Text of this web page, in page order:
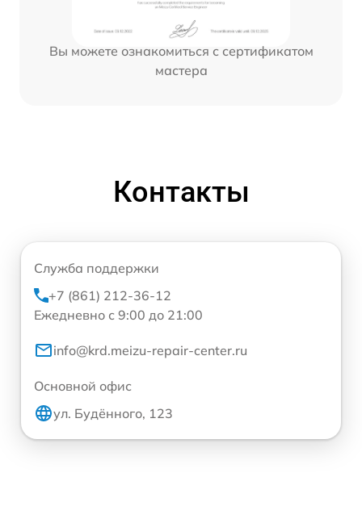
Вы можете ознакомиться с сертификатом
мастера
Контакты
Служба поддержки
+7 (861) 212-36-12
Ежедневно с 9:00 до 21:00
info@krd.meizu-repair-center.ru
Основной офис
ул. Будённого, 123